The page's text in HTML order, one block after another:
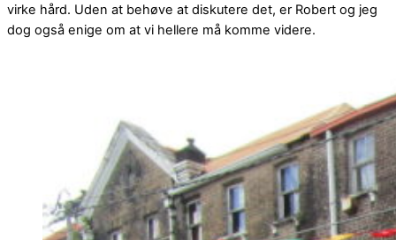
virke hård. Uden at behøve at diskutere det, er Robert og jeg
dog også enige om at vi hellere må komme videre.